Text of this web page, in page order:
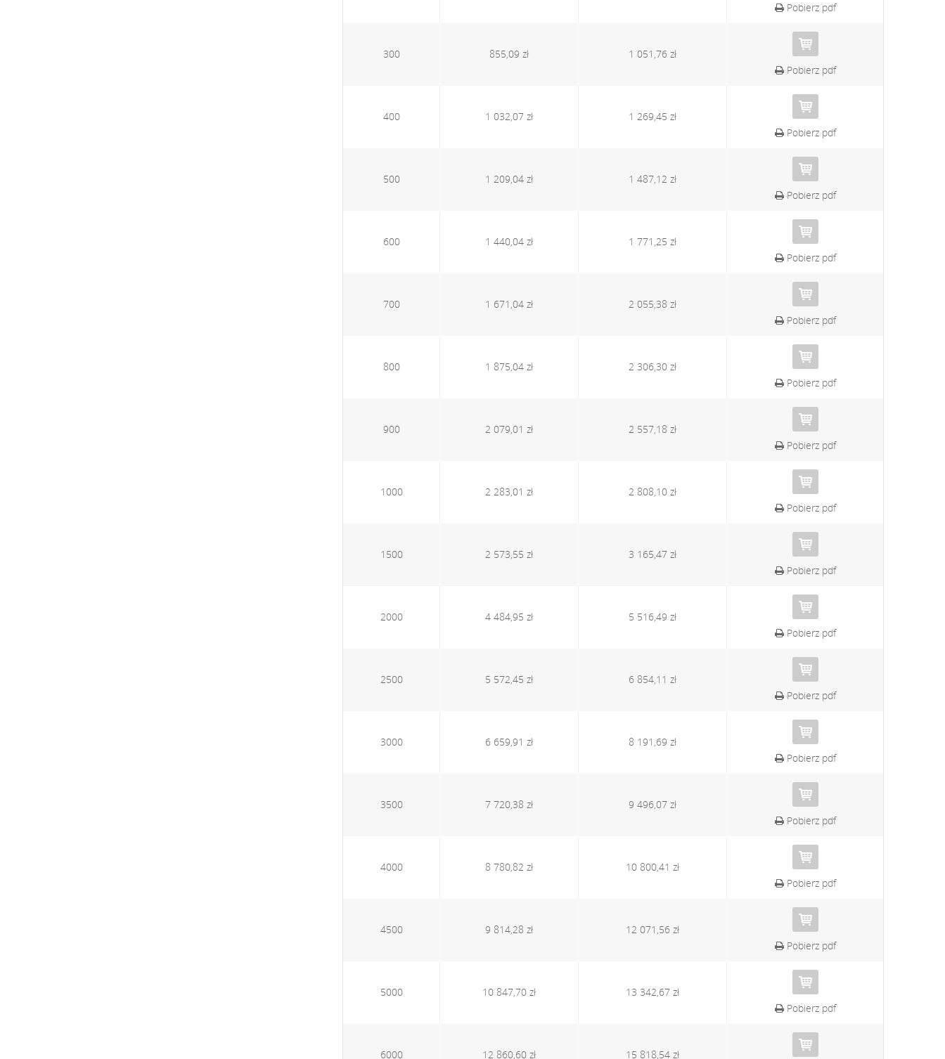
Pobierz pdf
300 855,09 zł
1 051,76 zł
Pobierz pdf
400 1 032,07 zł
1 269,45 zł
Pobierz pdf
500 1 209,04 zł
1 487,12 zł
Pobierz pdf
600 1 440,04 zł
1 771,25 zł
Pobierz pdf
700 1 671,04 zł
2 055,38 zł
Pobierz pdf
800 1 875,04 zł
2 306,30 zł
Pobierz pdf
900 2 079,01 zł
2 557,18 zł
Pobierz pdf
1000 2 283,01 zł
2 808,10 zł
Pobierz pdf
1500 2 573,55 zł
3 165,47 zł
Pobierz pdf
2000 4 484,95 zł
5 516,49 zł
Pobierz pdf
2500 5 572,45 zł
6 854,11 zł
Pobierz pdf
3000 6 659,91 zł
8 191,69 zł
Pobierz pdf
3500 7 720,38 zł
9 496,07 zł
Pobierz pdf
4000 8 780,82 zł
10 800,41 zł
Pobierz pdf
4500 9 814,28 zł
12 071,56 zł
Pobierz pdf
5000 10 847,70 zł
13 342,67 zł
Pobierz pdf
6000 12 860,60 zł 15 818,54 zł